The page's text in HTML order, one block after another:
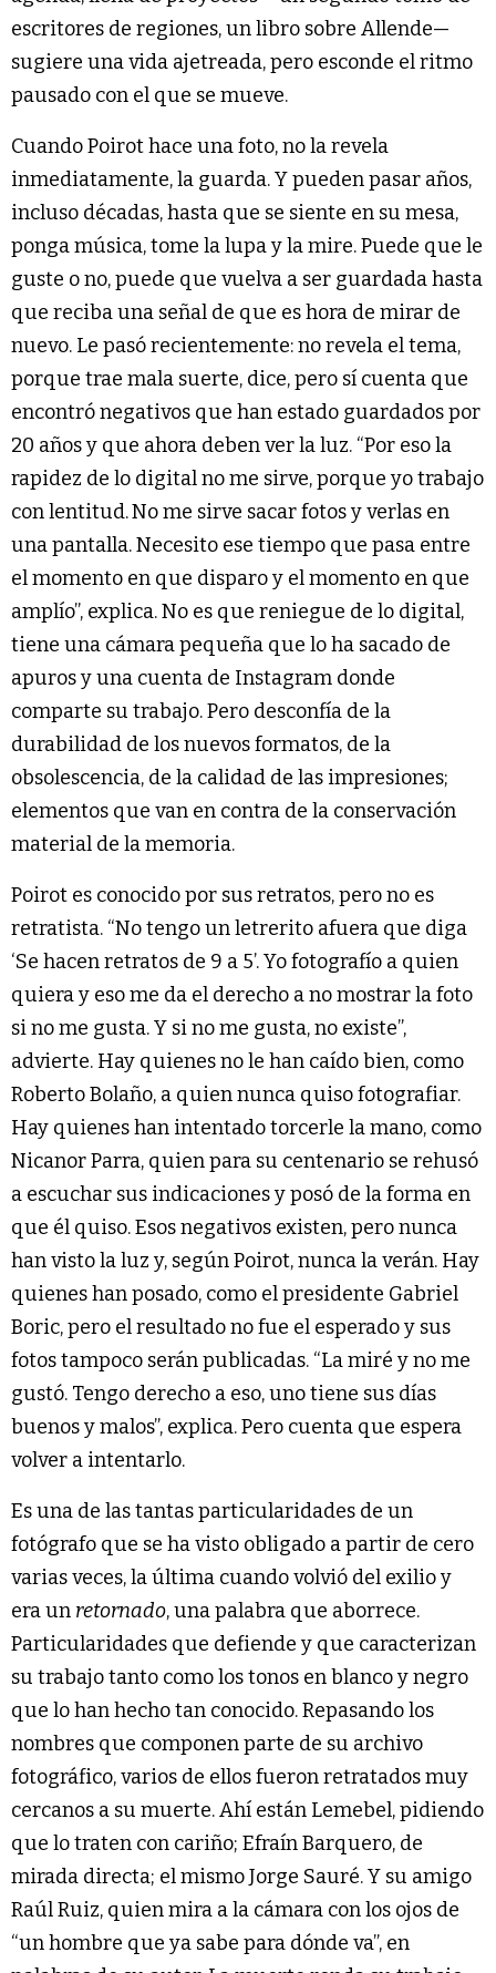
escritores de regiones, un libro sobre Allende—
sugiere una vida ajetreada, pero esconde el ritmo
pausado con el que se mueve.
Cuando Poirot hace una foto, no la revela
inmediatamente, la guarda. Y pueden pasar años,
incluso décadas, hasta que se siente en su mesa,
ponga música, tome la lupa y la mire. Puede que le
guste o no, puede que vuelva a ser guardada hasta
que reciba una señal de que es hora de mirar de
nuevo. Le pasó recientemente: no revela el tema,
porque trae mala suerte, dice, pero sí cuenta que
encontró negativos que han estado guardados por
20 años y que ahora deben ver la luz. “Por eso la
rapidez de lo digital no me sirve, porque yo trabajo
con lentitud.No me sirve sacar fotos y verlas en
una pantalla. Necesito ese tiempo que pasa entre
el momento en que disparo y el momento en que
amplío”, explica. No es que reniegue de lo digital,
tiene una cámara pequeña que lo ha sacado de
apuros y una cuenta de Instagram donde
comparte su trabajo. Pero desconfía de la
durabilidad de los nuevos formatos, de la
obsolescencia, de la calidad de las impresiones;
elementos que van en contra de la conservación
material de la memoria.
Poirot es conocido por sus retratos, pero no es
retratista. “No tengo un letrerito afuera que diga
‘Se hacen retratos de 9 a 5’. Yo fotografío a quien
quiera y eso me da el derecho a no mostrar la foto
si no me gusta. Y si no me gusta, no existe”,
advierte. Hay quienes no le han caído bien, como
Roberto Bolaño, a quien nunca quiso fotografiar.
Hay quienes han intentado torcerle la mano, como
Nicanor Parra, quien para su centenario se rehusó
a escuchar sus indicaciones y posó de la forma en
que él quiso. Esos negativos existen, pero nunca
han visto la luz y, según Poirot, nunca la verán. Hay
quienes han posado, como el presidente Gabriel
Boric, pero el resultado no fue el esperado y sus
fotos tampoco serán publicadas. “La miré y no me
gustó. Tengo derecho a eso, uno tiene sus días
buenos y malos”, explica. Pero cuenta que espera
volver a intentarlo.
Es una de las tantas particularidades de un
fotógrafo que se ha visto obligado a partir de cero
varias veces, la última cuando volvió del exilio y
era un retornado, una palabra que aborrece.
Particularidades que defiende y que caracterizan
su trabajo tanto como los tonos en blanco y negro
que lo han hecho tan conocido. Repasando los
nombres que componen parte de su archivo
fotográfico, varios de ellos fueron retratados muy
cercanos a su muerte. Ahí están Lemebel, pidiendo
que lo traten con cariño; Efraín Barquero, de
mirada directa; el mismo Jorge Sauré. Y su amigo
Raúl Ruiz, quien mira a la cámara con los ojos de
“un hombre que ya sabe para dónde va”, en